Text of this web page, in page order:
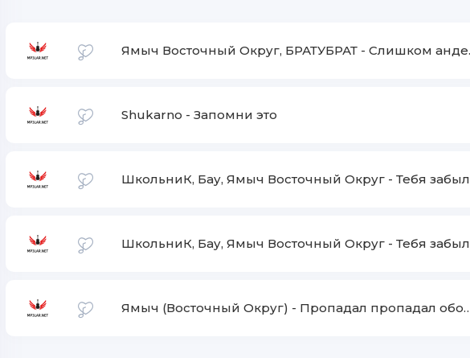
Ямыч Восточный Округ, БРАТУБРАТ - Слишком андеграундный
Shukarno - Запомни это
ШкольниК, Бау, Ямыч Восточный Округ - Тебя забыл
ШкольниК, Бау, Ямыч Восточный Округ - Тебя забыл
Ямыч (Восточный Округ) - Пропадал пропадал оборвал провода